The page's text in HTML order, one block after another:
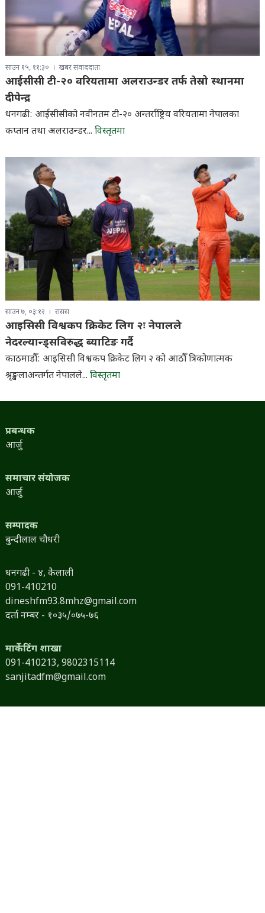
साउन १५, ११:३० खबर संवाददाता
आईसीसी टी-२० वरियतामा अलराउन्डर तर्फ तेस्रो स्थानमा
दीपेन्द्र
धनगढी: आईसीसीको नवीनतम टी-२० अन्तर्राष्ट्रिय वरियतामा नेपालका
कप्तान तथा अलराउन्डर... विस्तृतमा
साउन ७, ०३:१२ रासस
आइसिसी विश्वकप क्रिकेट लिग २ः नेपालले
नेदरल्यान्ड्सविरुद्ध ब्याटिङ गर्दै
काठमाडौँ: आइसिसी विश्वकप क्रिकेट लिग २ को आठौँ त्रिकोणात्मक
श्रृङ्खलाअन्तर्गत नेपालले... विस्तृतमा
प्रबन्धक
आर्जु
समाचार संयोजक
आर्जु
सम्पादक
बुन्दीलाल चौधरी
धनगढी - ४, कैलाली
091-410210
dineshfm93.8mhz@gmail.com
दर्ता नम्बर - १०३५/०७५-७६
मार्केटिंग शाखा
091-410213, 9802315114
sanjitadfm@gmail.com